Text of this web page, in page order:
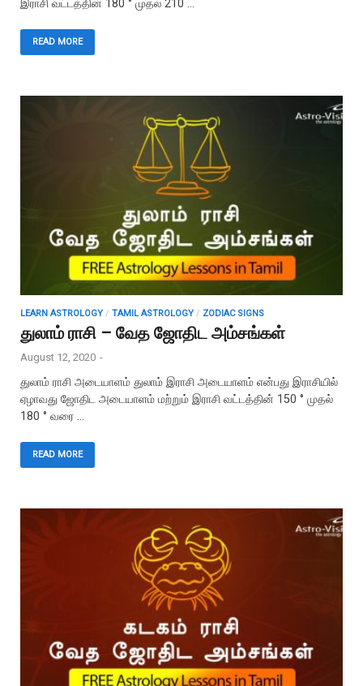
இராசி வட்டத்தின் 180 ° முதல் 210 …
READ MORE
LEARN ASTROLOGY / TAMIL ASTROLOGY / ZODIAC SIGNS
துலாம் ராசி – வேத ஜோதிட அம்சங்கள்
August 12, 2020 -
துலாம் ராசி அடையாளம் துலாம் இராசி அடையாளம் என்பது இராசியில்
ஏழாவது ஜோதிட அடையாளம் மற்றும் இராசி வட்டத்தின் 150 ° முதல்
180 ° வரை …
READ MORE